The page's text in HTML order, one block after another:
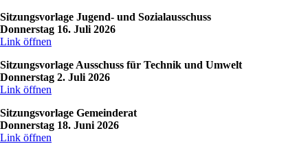
Sitzungsvorlage Jugend- und Sozialausschuss
Donnerstag 16. Juli 2026
Link öffnen
Sitzungsvorlage Ausschuss für Technik und Umwelt
Donnerstag 2. Juli 2026
Link öffnen
Sitzungsvorlage Gemeinderat
Donnerstag 18. Juni 2026
Link öffnen